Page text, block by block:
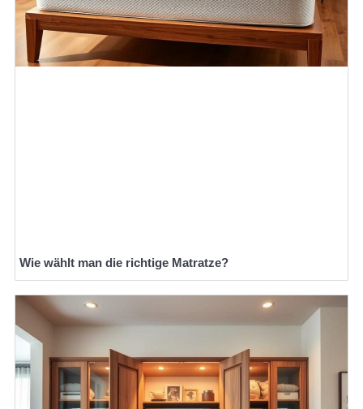
Wie wählt man die richtige Matratze?